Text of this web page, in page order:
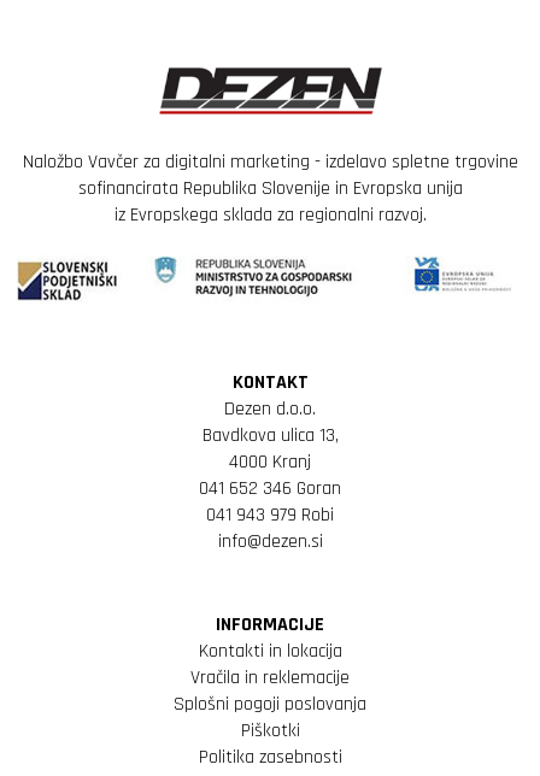
Naložbo Vavčer za digitalni marketing - izdelavo spletne trgovine
sofinancirata Republika Slovenije in Evropska unija
iz Evropskega sklada za regionalni razvoj.
KONTAKT
Dezen d.o.o.
Bavdkova ulica 13,
4000 Kranj
041 652 346 Goran
041 943 979 Robi
info@dezen.si
INFORMACIJE
Kontakti in lokacija
Vračila in reklemacije
Splošni pogoji poslovanja
Piškotki
Politika zasebnosti